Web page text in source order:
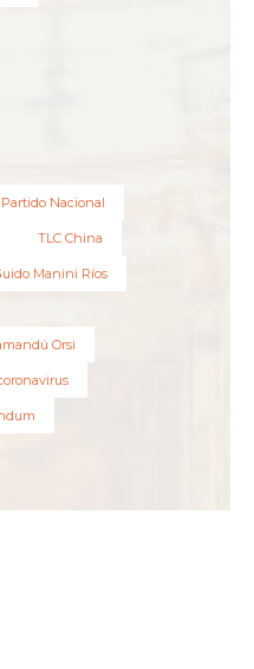
Partido Nacional
TLC China
Manini Ríos
Orsi